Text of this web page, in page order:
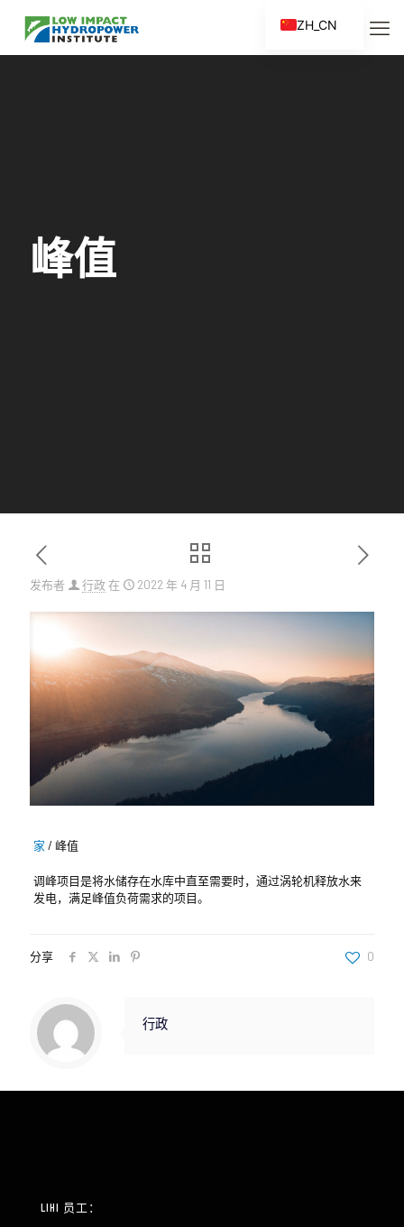
峰值
发布者 行政在 2022 年 4 月 11 日
家 / 峰值
调峰项目是将水储存在水库中直至需要时，通过涡轮机释放水来
发电，满足峰值负荷需求的项目。
分享 0
行政
LIHI 员工：
ZH_CN
EN